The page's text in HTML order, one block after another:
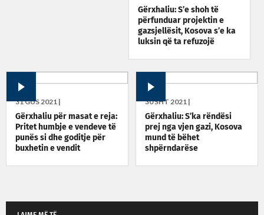
Gërxhaliu: S’e shoh të
përfunduar projektin e
gazsjellësit, Kosova s’e ka
luksin që ta refuzojë
30 SHT 2021 |
Gërxhaliu: S’ka rëndësi
prej nga vjen gazi, Kosova
mund të bëhet
shpërndarëse
31 GUS 2021 |
Gërxhaliu për masat e reja:
Pritet humbje e vendeve të
punës si dhe goditje për
buxhetin e vendit